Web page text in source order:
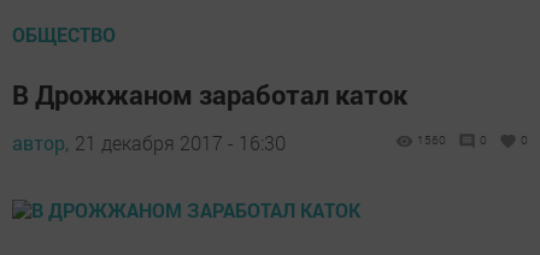
ОБЩЕСТВО
В Дрожжаном заработал каток
автор, 21 декабря 2017 - 16:30 1560 0 0